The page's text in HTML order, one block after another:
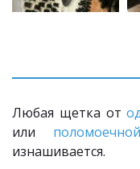
Любая щетка от
или
изнашивается.